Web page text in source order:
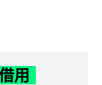
用